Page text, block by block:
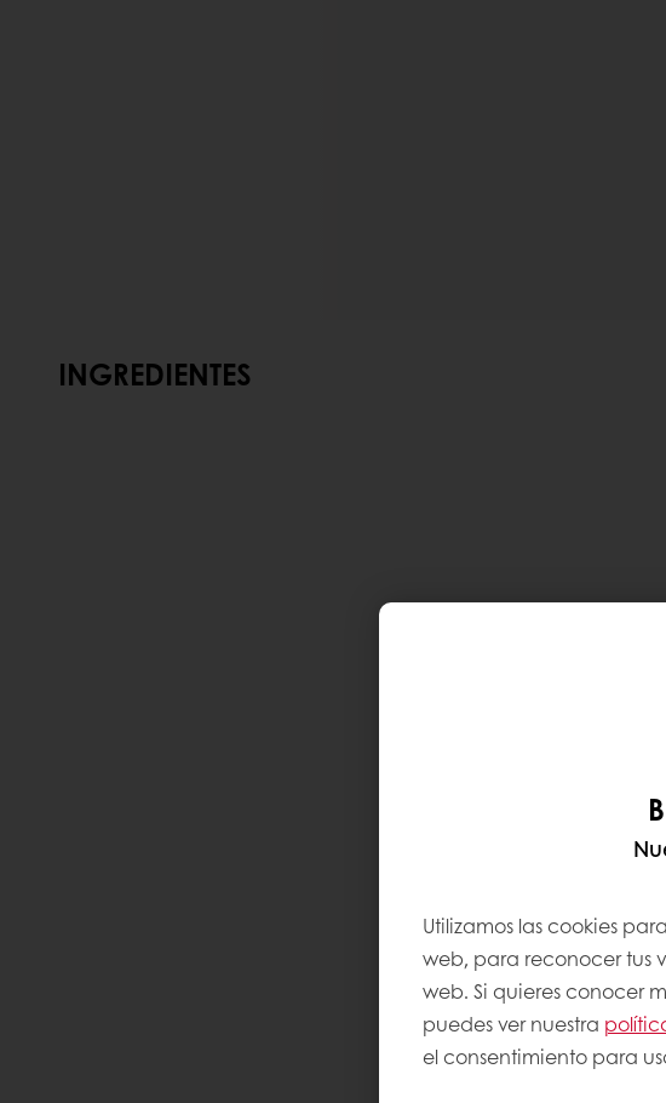
INGREDIENTES
Utilizamos las cookies
web, para reconocer tus
web. Si quieres conocer
puedes ver nuestra
el consentimiento para